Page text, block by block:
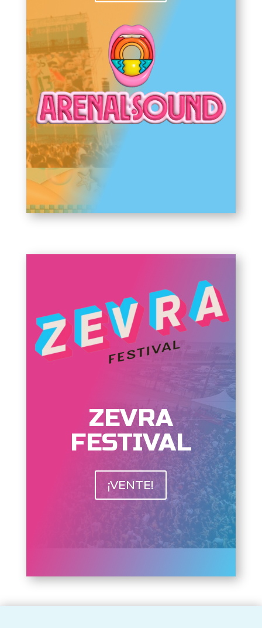
ZEVRA
FESTIVAL
¡VENTE!